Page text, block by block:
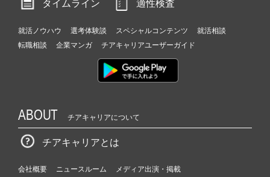
タイムライン
適性検査
就活ノウハウ 選考体験談 スペシャルコンテンツ
就活相談
転職相談
企業マンガ チアキャリアユーザーガイド
ABOUT チアキャリアについて
チアキャリアとは
会社概要 ニュースルーム
メディア出演・掲載